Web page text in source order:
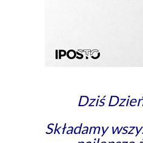
Dziś
Składamy